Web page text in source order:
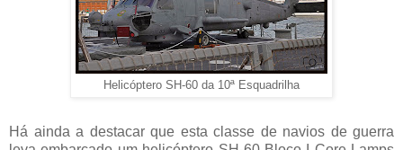
Helicóptero SH-60 da 10ª Esquadrilha
Há ainda a destacar que esta classe de navios de guerra